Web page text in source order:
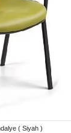
( Siyah )